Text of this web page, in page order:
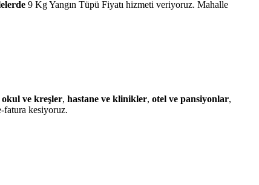
9 Kg Yangın Tüpü Fiyatı hizmeti veriyoruz. Mahalle
okul ve kreşler, hastane ve klinikler, otel ve pansiyonlar,
fatura kesiyoruz.